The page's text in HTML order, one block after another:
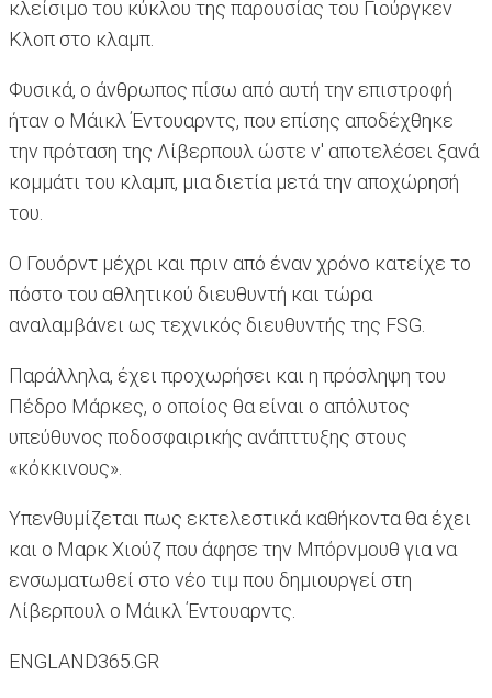
κλείσιμο του κύκλου της παρουσίας του Γιούργκεν
Κλοπ στο κλαμπ.
Φυσικά, ο άνθρωπος πίσω από αυτή την επιστροφή
ήταν ο Μάικλ Έντουαρντς, που επίσης αποδέχθηκε
την πρόταση της Λίβερπουλ ώστε ν' αποτελέσει ξανά
κομμάτι του κλαμπ, μια διετία μετά την αποχώρησή
του.
Ο Γουόρντ μέχρι και πριν από έναν χρόνο κατείχε το
πόστο του αθλητικού διευθυντή και τώρα
αναλαμβάνει ως τεχνικός διευθυντής της FSG.
Παράλληλα, έχει προχωρήσει και η πρόσληψη του
Πέδρο Μάρκες, ο οποίος θα είναι ο απόλυτος
υπεύθυνος ποδοσφαιρικής ανάπττυξης στους
«κόκκινους».
Υπενθυμίζεται πως εκτελεστικά καθήκοντα θα έχει
και ο Μαρκ Χιούζ που άφησε την Μπόρνμουθ για να
ενσωματωθεί στο νέο τιμ που δημιουργεί στη
Λίβερπουλ ο Μάικλ Έντουαρντς.
ENGLAND365.GR